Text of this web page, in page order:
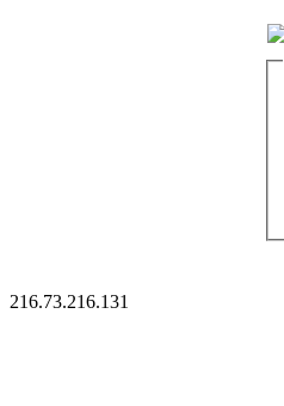
216.73.216.131